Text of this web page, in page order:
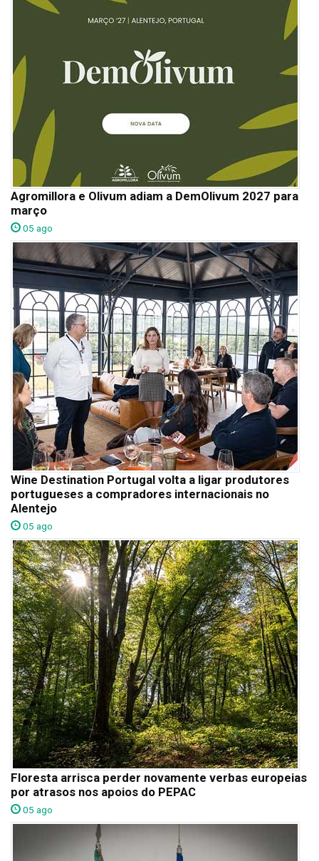
Agromillora e Olivum adiam a DemOlivum 2027 para
março
05 ago
Wine Destination Portugal volta a ligar produtores
portugueses a compradores internacionais no
Alentejo
05 ago
Floresta arrisca perder novamente verbas europeias
por atrasos nos apoios do PEPAC
05 ago